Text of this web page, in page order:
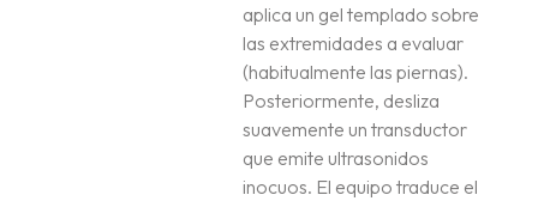
aplica un gel templado sobre
las extremidades a evaluar
(habitualmente las piernas).
Posteriormente, desliza
suavemente un transductor
que emite ultrasonidos
inocuos. El equipo traduce el